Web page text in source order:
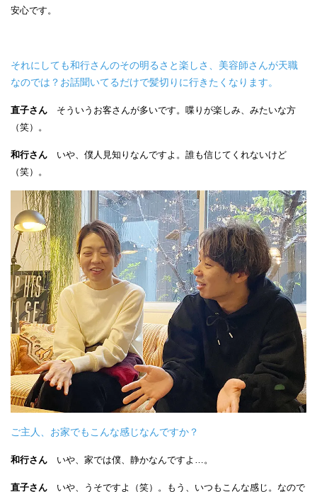
安心です。
それにしても和行さんのその明るさと楽しさ、美容師さんが天職
なのでは？お話聞いてるだけで髪切りに行きたくなります。
直子さん そういうお客さんが多いです。喋りが楽しみ、みたいな方
（笑）。
和行さん いや、僕人見知りなんですよ。誰も信じてくれないけど
（笑）。
ご主人、お家でもこんな感じなんですか？
和行さん いや、家では僕、静かなんですよ…。
直子さん いや、うそですよ（笑）。もう、いつもこんな感じ。なので